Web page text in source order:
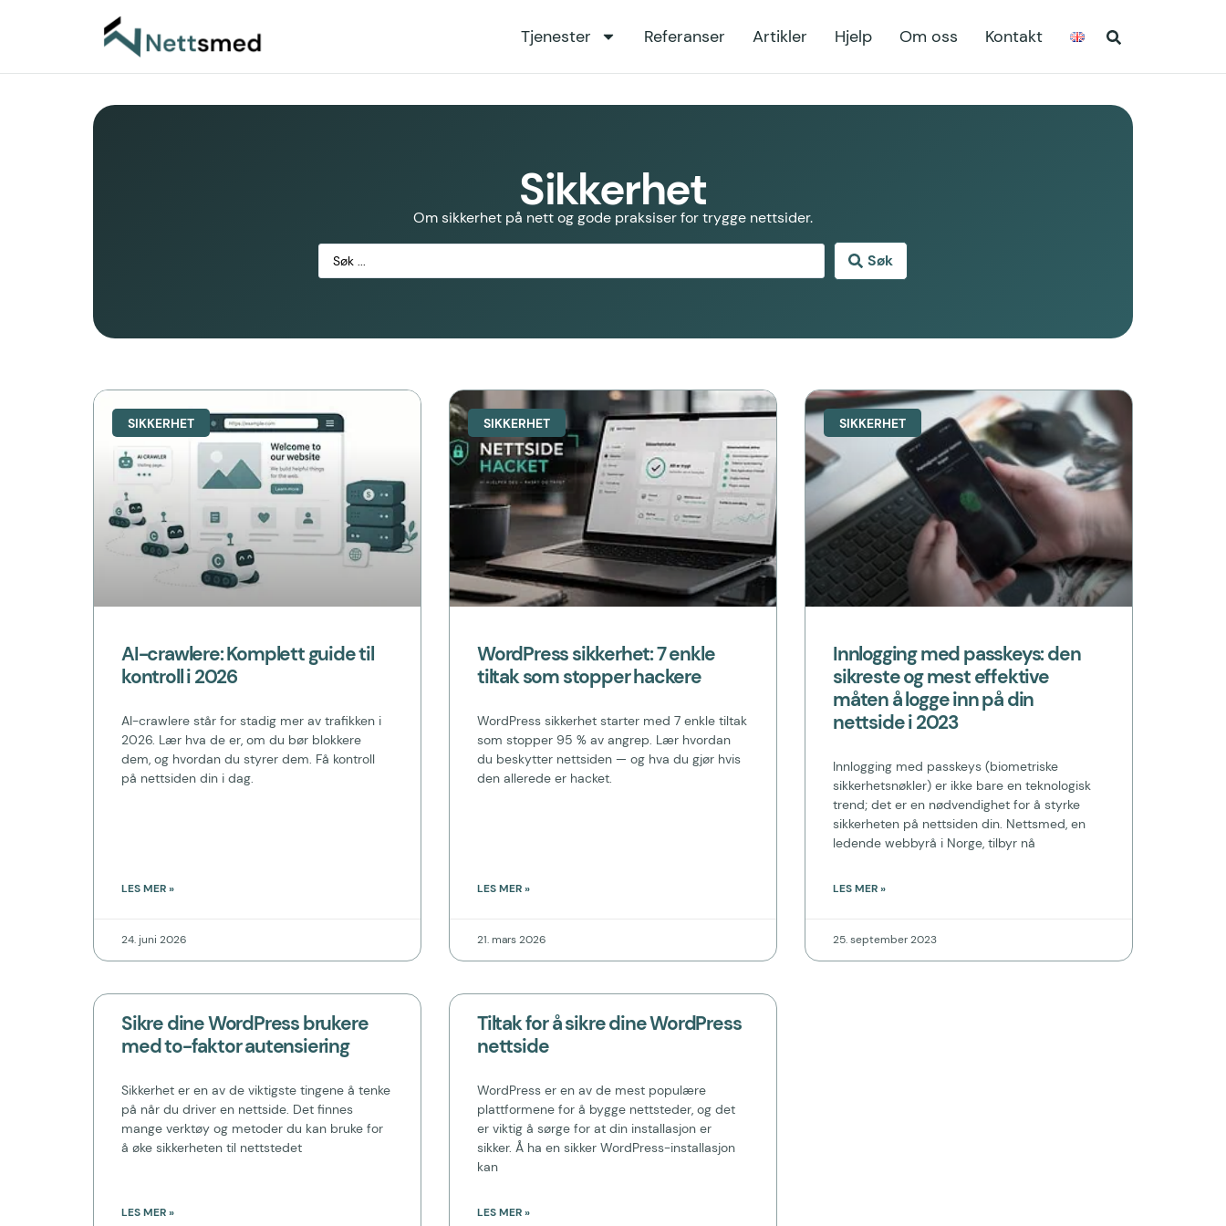
Tjenester Referanser Artikler Hjelp Om oss Kontakt
Sikkerhet
Om sikkerhet på nett og gode praksiser for trygge nettsider.
Søk
SIKKERHET
AI-crawlere: Komplett guide til
kontroll i 2026
AI-crawlere står for stadig mer av trafikken i
2026. Lær hva de er, om du bør blokkere
dem, og hvordan du styrer dem. Få kontroll
på nettsiden din i dag.
LES MER »
24. juni 2026
SIKKERHET
WordPress sikkerhet: 7 enkle
tiltak som stopper hackere
WordPress sikkerhet starter med 7 enkle tiltak
som stopper 95 % av angrep. Lær hvordan
du beskytter nettsiden — og hva du gjør hvis
den allerede er hacket.
LES MER »
21. mars 2026
SIKKERHET
Innlogging med passkeys: den
sikreste og mest effektive
måten å logge inn på din
nettside i 2023
Innlogging med passkeys (biometriske
sikkerhetsnøkler) er ikke bare en teknologisk
trend; det er en nødvendighet for å styrke
sikkerheten på nettsiden din. Nettsmed, en
ledende webbyrå i Norge, tilbyr nå
LES MER »
25. september 2023
Sikre dine WordPress brukere
med to-faktor autensiering
Sikkerhet er en av de viktigste tingene å tenke
på når du driver en nettside. Det finnes
mange verktøy og metoder du kan bruke for
å øke sikkerheten til nettstedet
LES MER »
Tiltak for å sikre dine WordPress
nettside
WordPress er en av de mest populære
plattformene for å bygge nettsteder, og det
er viktig å sørge for at din installasjon er
sikker. Å ha en sikker WordPress-installasjon
kan
LES MER »